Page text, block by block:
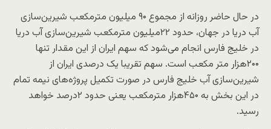
در حال حاضر روزانه از مجموع ۹۰ میلیون مترمکعب شیرین‌سازی
آب دریا در جهان، حدود ۲۲میلیون مترمکعب شیرین‌سازی آب دریا
در خلیج فارس انجام می‌شود که سهم ایران از این مقدار تنها
۲۰۰هزار متر مکعب است. سهم تقریبا یک درصدی ایران از
شیرین‌سازی آب خلیج فارس در صورت تکمیل پروژه‌های نیمه تمام
در این بخش به ۴۵۰هزار مترمکعب یعنی حدود ۲درصد خواهد
رسید.